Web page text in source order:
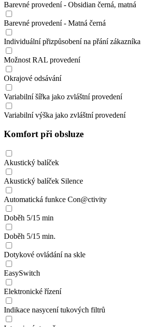
Barevné provedení - Obsidian černá, matná
Barevné provedení - Matná černá
Individuální přizpůsobení na přání zákazníka
Možnost RAL provedení
Okrajové odsávání
Variabilní šířka jako zvláštní provedení
Variabilní výška jako zvláštní provedení
Komfort při obsluze
Akustický balíček
Akustický balíček Silence
Automatická funkce Con@ctivity
Doběh 5/15 min
Doběh 5/15 min.
Dotykové ovládání na skle
EasySwitch
Elektronické řízení
Indikace nasycení tukových filtrů